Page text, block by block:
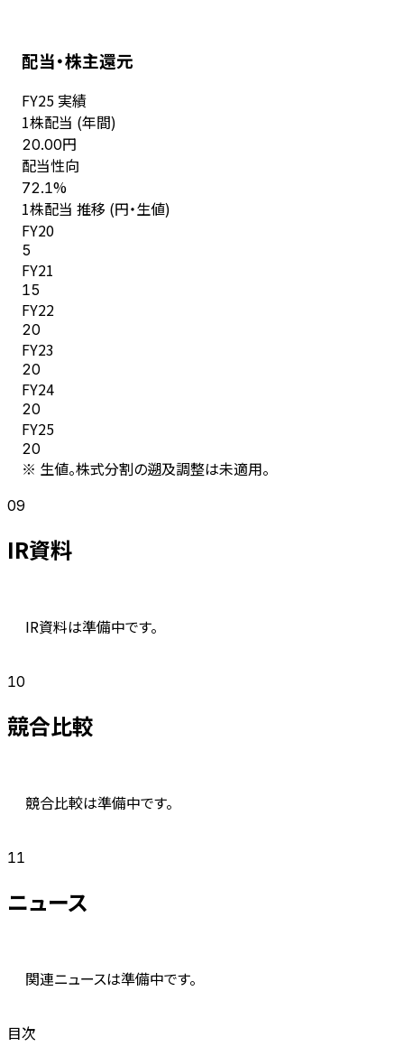
配当・株主還元
FY25 実績
1株配当 (年間)
20.00円
配当性向
72.1%
1株配当 推移 (円・生値)
FY20
5
FY21
15
FY22
20
FY23
20
FY24
20
FY25
20
※ 生値。株式分割の遡及調整は未適用。
09
IR資料
IR資料は準備中です。
10
競合比較
競合比較は準備中です。
11
ニュース
関連ニュースは準備中です。
目次